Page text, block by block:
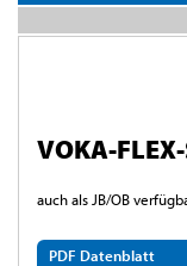
VOKA-
auch als JB/OB
PDF Datenblatt